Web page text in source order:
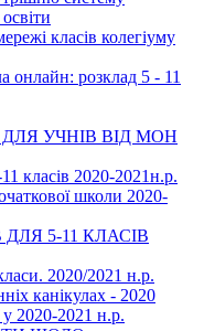
класів колегіуму
онлайн: розклад 5 - 11
УЧНІВ ВІД МОН
класів 2020-2021н.р.
школи 2020-
5-11 КЛАСІВ
2020/2021 н.р.
канікулах - 2020
у 2020-2021 н.р.